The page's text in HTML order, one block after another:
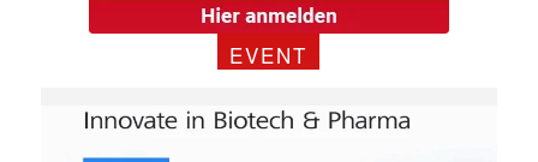
(erforderlich)
EVENT